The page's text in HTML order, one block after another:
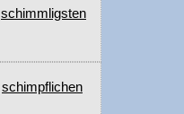
schimmligsten
schimpflichen